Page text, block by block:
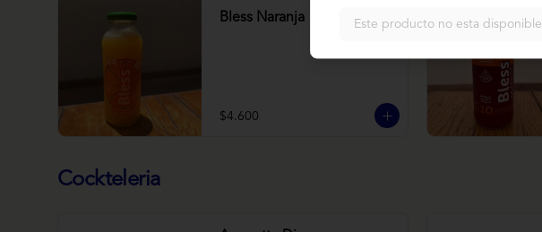
Bless Naranja
$4.600
Cockteleria
Este producto no esta disponible